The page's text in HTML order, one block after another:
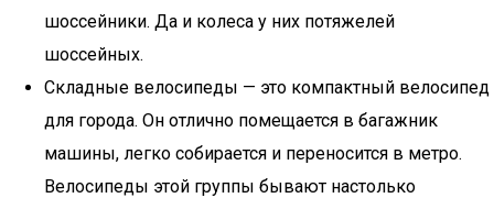
шоссейники. Да и колеса у них потяжелей
шоссейных.
Складные велосипеды — это компактный велосипед
для города. Он отлично помещается в багажник
машины, легко собирается и переносится в метро.
Велосипеды этой группы бывают настолько